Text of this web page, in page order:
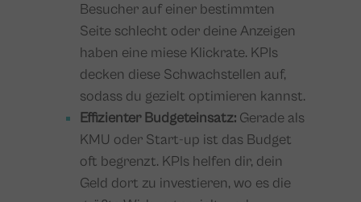
Besucher auf einer bestimmten
Seite schlecht oder deine Anzeigen
haben eine miese Klickrate. KPIs
decken diese Schwachstellen auf,
sodass du gezielt optimieren kannst.
Effizienter Budgeteinsatz: Gerade als
KMU oder Start-up ist das Budget
oft begrenzt. KPIs helfen dir, dein
Geld dort zu investieren, wo es die